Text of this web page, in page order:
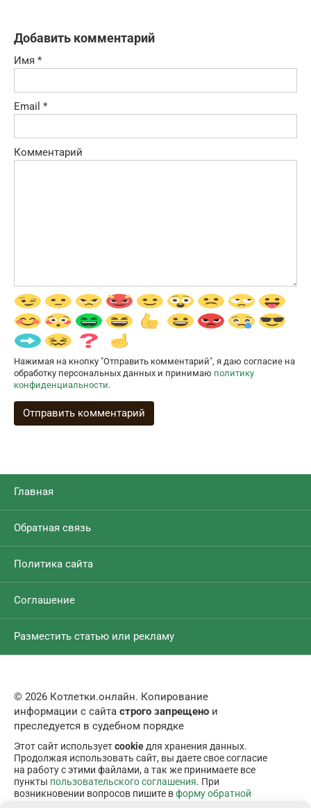
Добавить комментарий
Имя *
Email *
Комментарий
Нажимая на кнопку "Отправить комментарий", я даю согласие на
обработку персональных данных и принимаю политику
конфиденциальности.
Главная
Обратная связь
Политика сайта
Соглашение
Разместить статью или рекламу
© 2026 Котлетки.онлайн. Копирование
информации с сайта строго запрещено и
преследуется в судебном порядке
Этот сайт используетcookieдля хранения данных.
Продолжая использовать сайт, вы даете свое согласие
на работу с этими файлами, а так же принимаете все
пункты пользовательского соглашения. При
возникновении вопросов пишите вформу обратной